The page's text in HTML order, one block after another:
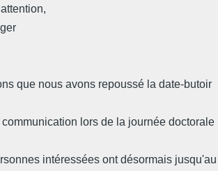
que nous avons repoussé la date-butoir
lors de la journée doctorale
intéressées ont désormais jusqu'au